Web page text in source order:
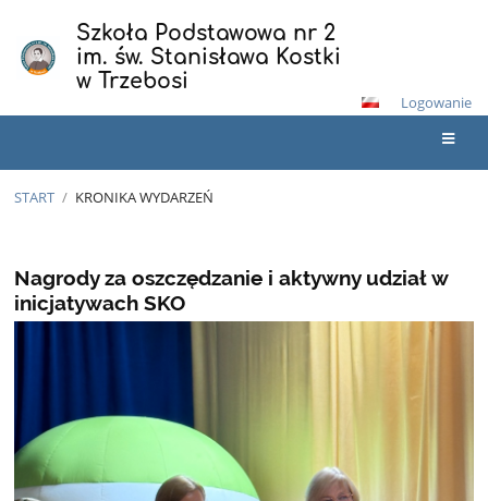
Szkoła Podstawowa nr 2
im. św. Stanisława Kostki
w Trzebosi
Logowanie
START / KRONIKA WYDARZEŃ
wydarzeń
Nagrody za oszczędzanie i aktywny udział w
inicjatywach SKO